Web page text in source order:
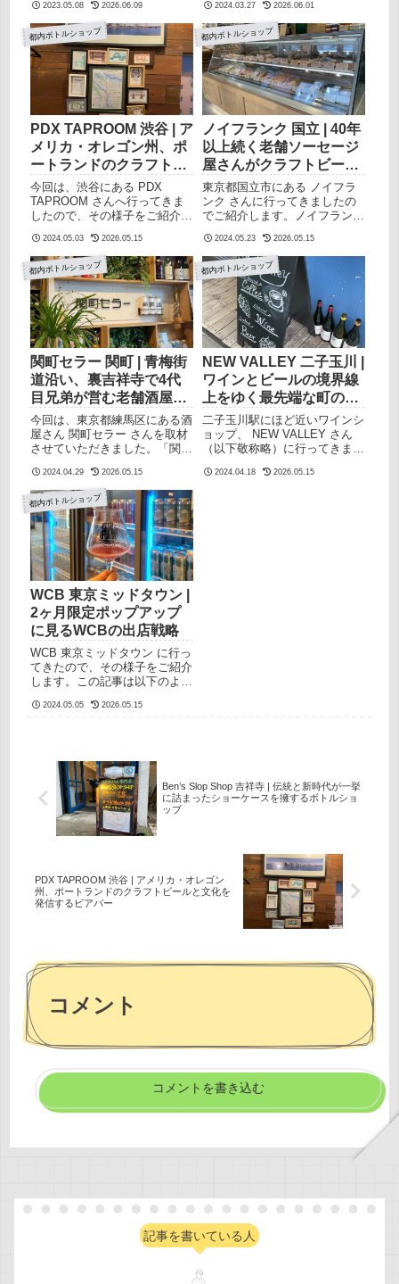
種類があるみたいだけど、どれ
をどこで買ったらいいか分から
ない！」という方に向けて、現
役のクラフトビールバー店員の
筆者が、個人的におすすめなボ
トルショップ（酒屋）を紹介し
ます。良いボトルショップの選
び方（余談）完全に独断と偏見
ですが、良いボトルショップに
はある特徴があると思っていま
す。それは、店員さんにビール
のことを聞くと、ネットの情報
以上の情報が出てくるこれで
す。本当にビールが好きな店員
さんはブルワー（生産者）や業
界の人から、オフラインで情報
を...
2023.05.08 2026.06.09
フトビール はオンラインで買
える？サイトは色々あるけどど
こで買ったらいいかよくわから
ない！そんな方向けに、どこの
サイトがおすすめなのか、厳選
した３つのサイトをビアバー店
員が紹介します！この記事を読
むと、クラフトビールをどこの
オンラインショップで買ったら
いいのかがわかりますので、ぜ
ひ最後までチェックしてみてく
ださい。オンラインショップを
選ぶ基準個人的に考える、良い
オンラインサイトの選び方はセ
ール品コーナーがある送料が安
い適切な価格設定この3つが
基...
2024.03.27 2026.06.01
都内ボトルショップ
PDX TAPROOM 渋谷 | ア
メリカ・オレゴン州、ポ
ートランドのクラフトビ
ールと文化を発信するビ
アバー
今回は、渋谷にある PDX
TAPROOM さんへ行ってきま
したので、その様子をご紹介し
方に向けて書かれています東京
都内のクラフトビール販売店を
知りたい渋谷近辺でビールが買
えるところを探しているPDX
TAPROOMはどんなところか知
りたい筆者自身、何度も訪れた
ことがあるバーでしたが、スタ
ッフの「りささん」から改めて
話を伺いました。ちょっとした
発見もあったので、それも合わ
せてシェアしたいと思います。
PDX TAPROOMはどんなとこ
ろ？PDX TAPROOMは、渋谷
駅と原宿駅のあいだにあるビア
バーです。ちょうどTRUNK
HO...
2024.05.03 2026.05.15
都内ボトルショップ
ノイフランク 国立 | 40年
以上続く老舗ソーセージ
屋さんがクラフトビール
の販売で成功している理
由
東京都国立市にある ノイフラ
ンク さんに行ってきましたの
でご紹介します。ノイフランク
を製造販売する傍ら、クラフト
ビールのボトルショップとして
も営業されています！この記事
は以下のような方に向けて書か
れています東京都内のクラフト
ビール販売店を知りたいJR中
央線沿いでクラフトビールを買
いたいソーセージとクラフトビ
ールが大好きノイフランクがど
んなお店か気になるノイフラン
クはどんなところ？初っ端、外
観の写真を撮り忘れました。知
人の紹介とはいえ、店主さんと
は初対面なので緊張でそこまで
気が回ってなかったのです。
この投稿をInstagram...
2024.05.23 2026.05.15
都内ボトルショップ
関町セラー 関町 | 青梅街
道沿い、裏吉祥寺で4代
目兄弟が営む老舗酒屋に
てクラフトビールを嗜む
今回は、東京都練馬区にある酒
屋さん 関町セラー さんを取材
させていただきました。「関
吉祥寺（三鷹市）の真北にある
エリアの町名です。この記事は
以下のような方に向けて書かれ
ています東京都内のクラフトビ
ール販売店を知りたいワイン、
日本酒、ビール、ウイスキー全
てに興味がある関町セラーはど
んなところか知りたい店主の
「よしまさ」さんにお話を伺っ
たので、聞かないとわからない
ことまでご紹介できたらなと思
います。関町セラーはどんなと
ころ？関町セラーは青梅街道沿
い、駅でいえば上石神井駅と武
蔵関のあいだくらいにありま
す。建物自体大きいです。こち
らが...
2024.04.29 2026.05.15
都内ボトルショップ
NEW VALLEY 二子玉川 |
ワインとビールの境界線
上をゆく最先端な町の酒
屋
二子玉川駅にほど近いワインシ
ョップ、 NEW VALLEY さん
（以下敬称略）に行ってきまし
交えて紹介させていただきま
2024.04.18 2026.05.15
都内ボトルショップ
WCB 東京ミッドタウン |
2ヶ月限定ポップアップ
に見るWCBの出店戦略
WCB 東京ミッドタウン に行っ
てきたので、その様子をご紹介
します。この記事は以下のよう
京都内のクラフトビール販売店
ろを探しているWCB TOKYO
MIDTOWNが気になるWCB 東
京ミッドタウン / West Coast
Brewing Tokyo Midtown は2024
年4月18日(木)〜6月16日(火)ま
での期間限定ポップアップショ
ウンと呼ばれる商業施設は、東
京都内に3ヶ所あり...
2024.05.05 2026.05.15
Ben’s Slop Shop 吉祥寺 | 伝統と新時代が一挙
に詰まったショーケースを擁するボトルショ
ップ
PDX TAPROOM 渋谷 | アメリカ・オレゴン
州、ポートランドのクラフトビールと文化を
発信するビアバー
コメント
コメントを書き込む
記事を書いている人